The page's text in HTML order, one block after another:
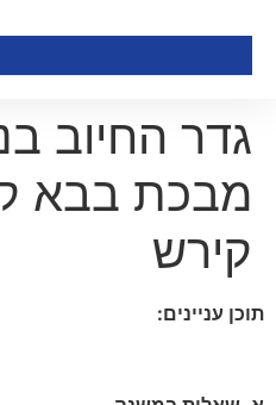
גדר החיוב
מבכת בבא
קירש
תוכן עניינים: